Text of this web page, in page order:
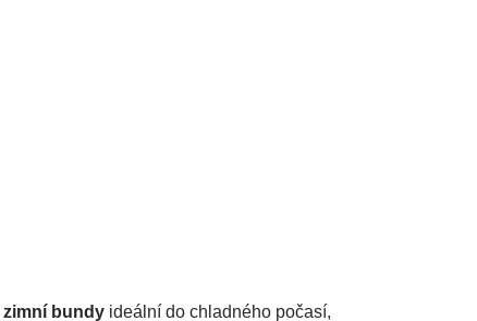
zimní bundy ideální do chladného počasí,